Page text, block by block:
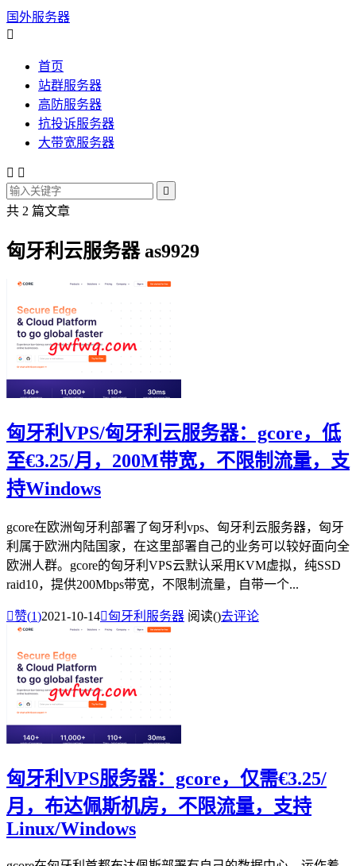
国外服务器

首页
站群服务器
高防服务器
抗投诉服务器
大带宽服务器
 

共 2 篇文章
匈牙利云服务器 as9929
匈牙利VPS/匈牙利云服务器：gcore，低
至€3.25/月，200M带宽，不限制流量，支
持Windows
gcore在欧洲匈牙利部署了匈牙利vps、匈牙利云服务器，匈牙
利属于欧洲内陆国家，在这里部署自己的业务可以较好面向全
欧洲人群。gcore的匈牙利VPS云默认采用KVM虚拟，纯SSD
raid10，提供200Mbps带宽，不限制流量，自带一个...
赞(1)2021-10-14匈牙利服务器 阅读()去评论
匈牙利VPS服务器：gcore，仅需€3.25/
月，布达佩斯机房，不限流量，支持
Linux/Windows